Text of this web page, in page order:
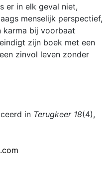
er in elk geval niet,
menselijk perspectief,
karma bij voorbaat
zijn boek met een
zinvol leven zonder
in Terugkeer 18(4),